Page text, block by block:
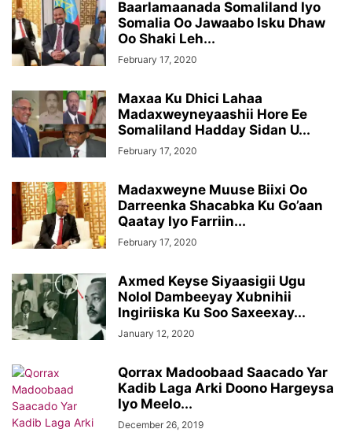
Baarlamaanada Somaliland Iyo
Somalia Oo Jawaabo Isku Dhaw
Oo Shaki Leh...
February 17, 2020
Maxaa Ku Dhici Lahaa
Madaxweyneyaashii Hore Ee
Somaliland Hadday Sidan U...
February 17, 2020
Madaxweyne Muuse Biixi Oo
Darreenka Shacabka Ku Go’aan
Qaatay Iyo Farriin...
February 17, 2020
Axmed Keyse Siyaasigii Ugu
Nolol Dambeeyay Xubnihii
Ingiriiska Ku Soo Saxeexay...
January 12, 2020
Qorrax Madoobaad Saacado Yar
Kadib Laga Arki Doono Hargeysa
Iyo Meelo...
December 26, 2019